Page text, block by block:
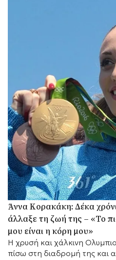
Άννα Κορακάκη: Δέκα
άλλαξε τη ζωή της – «Το
μου είναι η κόρη μου»
Η χρυσή και χάλκινη
πίσω στη διαδρομή της και